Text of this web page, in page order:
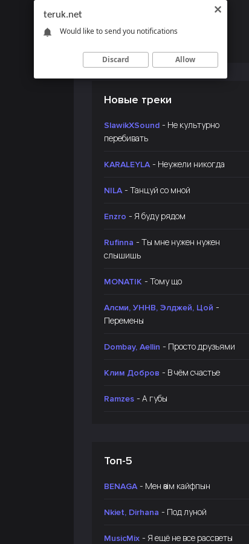
Новые треки
SlawikXSound - Не культурно
перебивать
KARALEYLA - Неужели никогда
NILA - Танцуй со мной
Enzro - Я буду рядом
Rufinna - Ты мне нужен нужен
слышишь
MONATIK - Тому що
Алсми, УННВ, Элджей, Цой -
Перемены
Dombay, Aellin - Просто друзьями
Клим Добров - В чём счастье
Ramzes - А губы
Топ-5
BENAGA - Мен өзім кайфпын
Nkiet, Dirhana - Под луной
MusicMix - Я ещё не все рассветы
teruk.net
Would like to send you notifications
Discard Allow